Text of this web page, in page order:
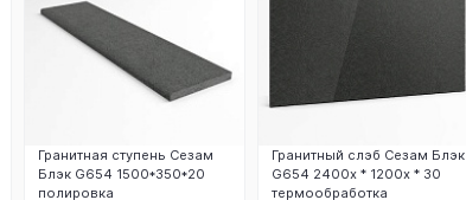
Гранитная ступень Сезам
Блэк G654 1500*350*20
полировка
Гранитный слэб Сезам Блэк
G654 2400х * 1200х * 30
термообработка